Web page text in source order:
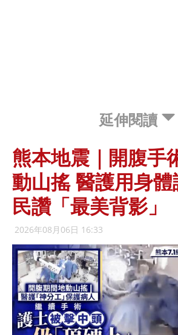
延伸閱讀
熊本地震｜開腹手
動山搖 醫護用身體
民讚「最美背影」
2026年08月06日 16:33